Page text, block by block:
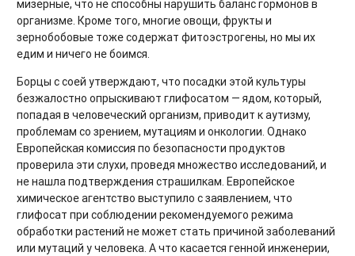
мизерные, что не способны нарушить баланс гормонов в
организме. Кроме того, многие овощи, фрукты и
зернобобовые тоже содержат фитоэстрогены, но мы их
едим и ничего не боимся.
Борцы с соей утверждают, что посадки этой культуры
безжалостно опрыскивают глифосатом — ядом, который,
попадая в человеческий организм, приводит к аутизму,
проблемам со зрением, мутациям и онкологии. Однако
Европейская комиссия по безопасности продуктов
проверила эти слухи, проведя множество исследований, и
не нашла подтверждения страшилкам. Европейское
химическое агентство выступило с заявлением, что
глифосат при соблюдении рекомендуемого режима
обработки растений не может стать причиной заболеваний
или мутаций у человека. А что касается генной инженерии,